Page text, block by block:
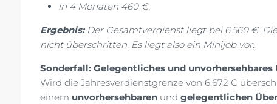
in 4 Monaten 460 €.
Ergebnis:Der Gesamtverdienst liegt bei 6.560 €.
nicht überschritten. Es liegt also ein Minijob vor.
Sonderfall: Gelegentliches und unvorhersehbares
Wird die Jahresverdienstgrenze von 6.672 €
einem unvorhersehbaren und gelegentlichen